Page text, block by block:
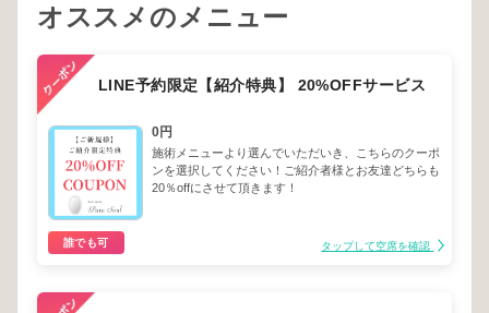
オススメのメニュー
LINE予約限定【紹介特典】 20%OFFサービス
0円
施術メニューより選んでいただいき、こちらのクーポ
ンを選択してください！ご紹介者様とお友達どちらも
20％offにさせて頂きます！
誰でも可 タップして空席を確認